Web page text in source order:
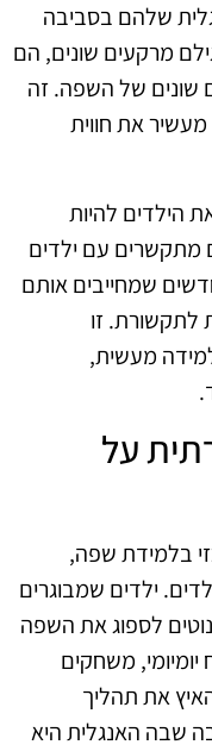
שלהם בסביבה
מרקעים שונים, הם
שונים של השפה. זה
את חווית
הילדים להיות
מתקשרים עם ילדים
שמחייבים אותם
לתקשורת. זו
מעשית,
על
בלמידת שפה,
ילדים שמבוגרים
לספוג את השפה
משחקים
את תהליך
שבה האנגלית היא